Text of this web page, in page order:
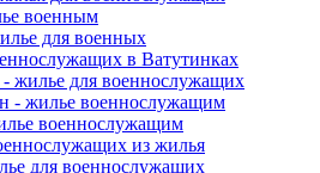
военным
для военных
в Ватутинках
- жилье для военнослужащих
- жилье военнослужащим
военнослужащим
из жилья
для военнослужащих